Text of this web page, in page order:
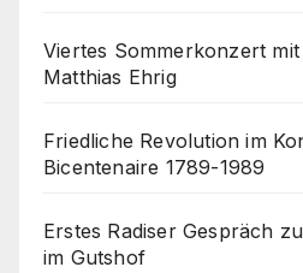
Viertes Sommerkonzert
Matthias Ehrig
Friedliche Revolution im
Bicentenaire 1789-1989
Erstes Radiser Gespräch
im Gutshof